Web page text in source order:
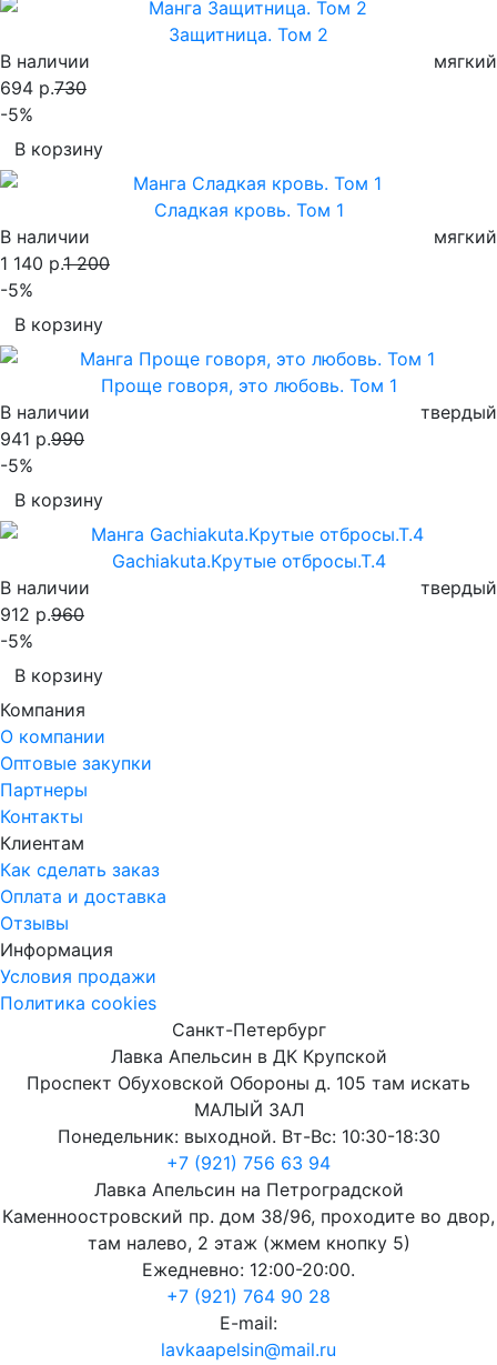
Защитница. Том 2
В наличии
мягкий
694 р.730
-5%
В корзину
Сладкая кровь. Том 1
В наличии
мягкий
1 140 р.1 200
-5%
В корзину
Проще говоря, это любовь. Том 1
В наличии
твердый
941 р.990
-5%
В корзину
Gachiakuta.Крутые отбросы.Т.4
В наличии
твердый
912 р.960
-5%
В корзину
Компания
О компании
Оптовые закупки
Партнеры
Контакты
Клиентам
Как сделать заказ
Оплата и доставка
Отзывы
Информация
Условия продажи
Политика cookies
Санкт-Петербург
Лавка Апельсин в ДК Крупской
Проспект Обуховской Обороны д. 105 там искать
МАЛЫЙ ЗАЛ
Понедельник: выходной. Вт-Вс: 10:30-18:30
+7 (921) 756 63 94
Лавка Апельсин на Петроградской
Каменноостровский пр. дом 38/96, проходите во двор,
там налево, 2 этаж (жмем кнопку 5)
Ежедневно: 12:00-20:00.
+7 (921) 764 90 28
E-mail:
lavkaapelsin@mail.ru